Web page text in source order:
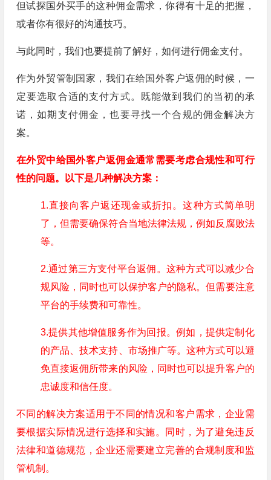
但试探国外买手的这种佣金需求，你得有十足的把握，
或者你有很好的沟通技巧。
与此同时，我们也要提前了解好，如何进行佣金支付。
作为外贸管制国家，我们在给国外客户返佣的时候，一
定要选取合适的支付方式。既能做到我们的当初的承
诺，如期支付佣金，也要寻找一个合规的佣金解决方
案。
在外贸中给国外客户返佣金通常需要考虑合规性和可行
性的问题。以下是几种解决方案：
1.直接向客户返还现金或折扣。这种方式简单明
了，但需要确保符合当地法律法规，例如反腐败法
等。
2.通过第三方支付平台返佣。这种方式可以减少合
规风险，同时也可以保护客户的隐私。但需要注意
平台的手续费和可靠性。
3.提供其他增值服务作为回报。例如，提供定制化
的产品、技术支持、市场推广等。这种方式可以避
免直接返佣所带来的风险，同时也可以提升客户的
忠诚度和信任度。
不同的解决方案适用于不同的情况和客户需求，企业需
要根据实际情况进行选择和实施。同时，为了避免违反
法律和道德规范，企业还需要建立完善的合规制度和监
管机制。